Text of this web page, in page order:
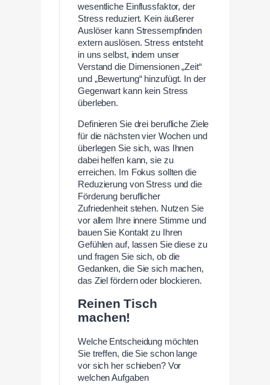
wesentliche Einflussfaktor, der
Stress reduziert. Kein äußerer
Auslöser kann Stressempfinden
extern auslösen. Stress entsteht
in uns selbst, indem unser
Verstand die Dimensionen „Zeit“
und „Bewertung“ hinzufügt. In der
Gegenwart kann kein Stress
überleben.
Definieren Sie drei berufliche Ziele
für die nächsten vier Wochen und
überlegen Sie sich, was Ihnen
dabei helfen kann, sie zu
erreichen. Im Fokus sollten die
Reduzierung von Stress und die
Förderung beruflicher
Zufriedenheit stehen. Nutzen Sie
vor allem Ihre innere Stimme und
bauen Sie Kontakt zu Ihren
Gefühlen auf, lassen Sie diese zu
und fragen Sie sich, ob die
Gedanken, die Sie sich machen,
das Ziel fördern oder blockieren.
Reinen Tisch
machen!
Welche Entscheidung möchten
Sie treffen, die Sie schon lange
vor sich her schieben? Vor
welchen Aufgaben